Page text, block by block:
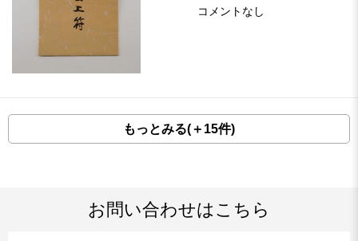
コメントなし
もっとみる(＋15件)
お問い合わせはこちら